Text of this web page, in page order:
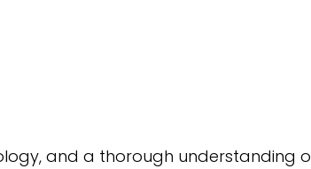
and a thorough understanding